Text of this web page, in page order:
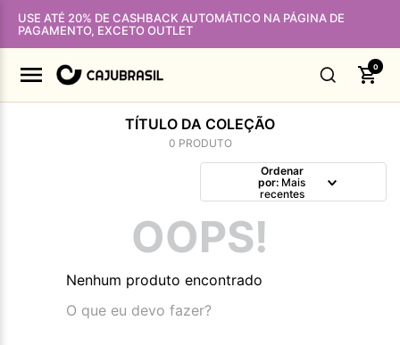
USE ATÉ 20% DE CASHBACK AUTOMÁTICO NA PÁGINA DE
PAGAMENTO, EXCETO OUTLET
0
TÍTULO DA COLEÇÃO
0 PRODUTO
Ordenar
por Mais
recentes
OOPS!
Nenhum produto encontrado
O que eu devo fazer?